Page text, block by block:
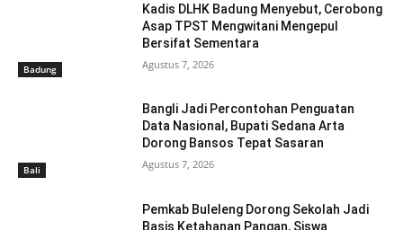
Badung
Kadis DLHK Badung Menyebut, Cerobong
Asap TPST Mengwitani Mengepul
Bersifat Sementara
Agustus 7, 2026
Bali
Bangli Jadi Percontohan Penguatan
Data Nasional, Bupati Sedana Arta
Dorong Bansos Tepat Sasaran
Agustus 7, 2026
Pemkab Buleleng Dorong Sekolah Jadi
Basis Ketahanan Pangan, Siswa